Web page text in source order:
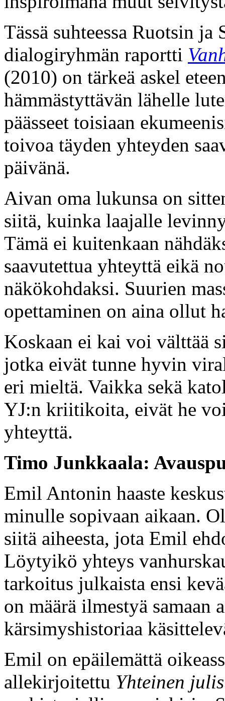
Tässä suhteessa Ruotsin
dialogiryhmän raportti
(2010) on tärkeä askel
hämmästyttävän lähelle
päässeet toisiaan
toivoa täyden yhteyden
päivänä.
Aivan oma lukunsa on
siitä, kuinka laajalle
Tämä ei kuitenkaan
saavutettua yhteyttä eikä
näkökohdaksi. Suurien
opettaminen on aina ollut
Koskaan ei kai voi välttää
jotka eivät tunne hyvin
eri mieltä. Vaikka sekä
YJ:n kriitikoita, eivät he
yhteyttä.
Timo Junkkaala:
Emil Antonin haaste
minulle sopivaan aikaan.
siitä aiheesta, jota Emil
Löytyikö yhteys
tarkoitus julkaista ensi
on määrä ilmestyä samaan
kärsimyshistoriaa
Emil on epäilemättä
allekirjoitettu Yhteinen